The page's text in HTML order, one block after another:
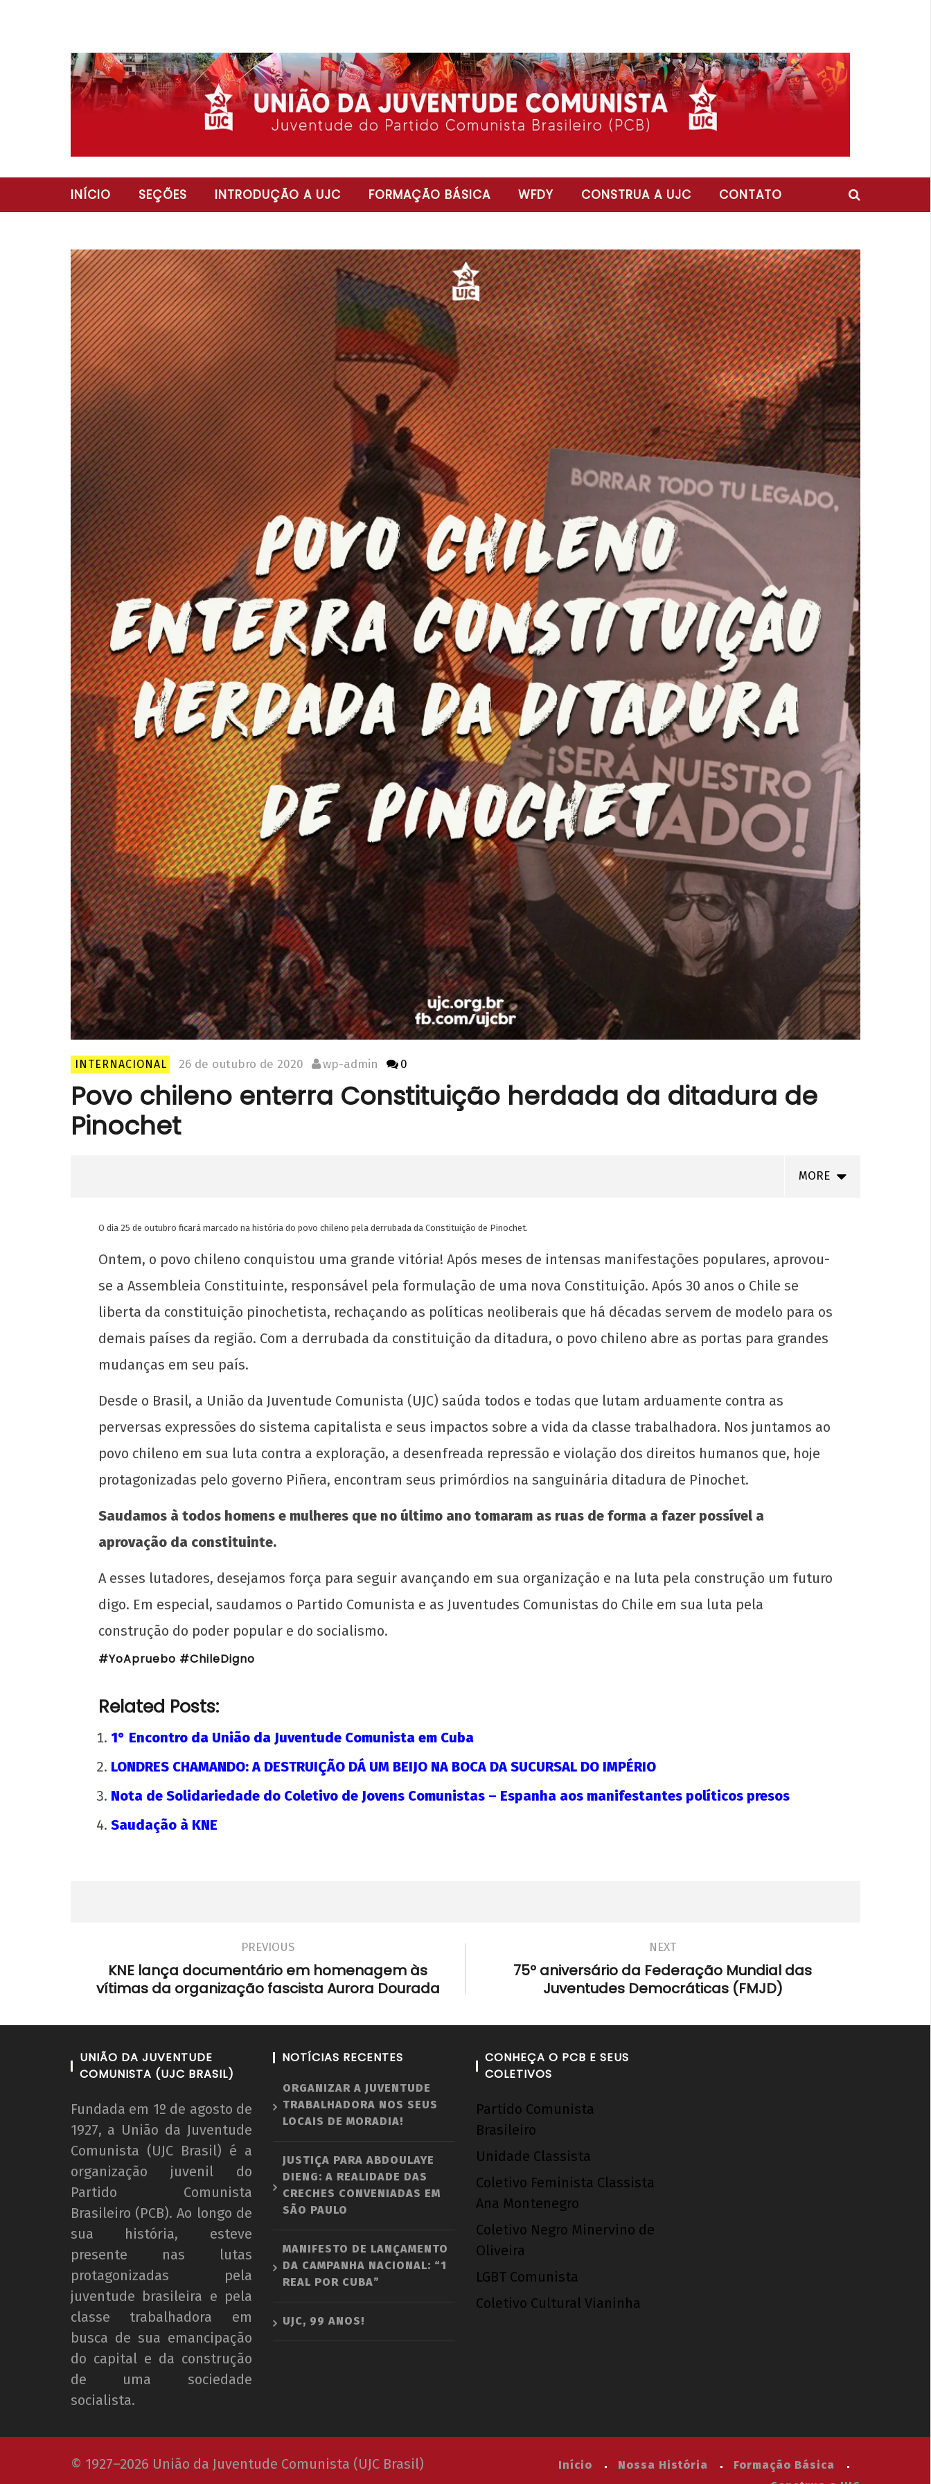
INÍCIO SEÇÕES INTRODUÇÃO A UJC FORMAÇÃO BÁSICA WFDY CONSTRUA A UJC CONTATO
INTERNACIONAL 26 de outubro de 2020 wp-admin 0
Povo chileno enterra Constituição herdada da ditadura de
Pinochet
MORE
NOW VIEWING
Povo chileno enterra Constituição herdada
da ditadura de Pinochet
outubro
de 2020
admin
Manifesto de Lançamento da Campanha
Nacional: “1 Real por Cuba”
26 de
outubro
de 2020
Raúl é herói! Criminoso é o governo que
invade, sequestra, mata e bombardeia ao
26 de
outubro
wp-
admin
Cuba não se rende! Solidariedade ao povo
26 de
outubro
de 2020
wp-
admin
de 2020
wp-
admin
admin
O dia 25 de outubro ficará marcado na história do povo chileno pela derrubada da Constituição de Pinochet.
Ontem, o povo chileno conquistou uma grande vitória! Após meses de intensas manifestações populares, aprovou-
se a Assembleia Constituinte, responsável pela formulação de uma nova Constituição. Após 30 anos o Chile se
liberta da constituição pinochetista, rechaçando as políticas neoliberais que há décadas servem de modelo para os
demais países da região. Com a derrubada da constituição da ditadura, o povo chileno abre as portas para grandes
mudanças em seu país.
Desde o Brasil, a União da Juventude Comunista (UJC) saúda todos e todas que lutam arduamente contra as
perversas expressões do sistema capitalista e seus impactos sobre a vida da classe trabalhadora. Nos juntamos ao
povo chileno em sua luta contra a exploração, a desenfreada repressão e violação dos direitos humanos que, hoje
protagonizadas pelo governo Piñera, encontram seus primórdios na sanguinária ditadura de Pinochet.
Saudamos à todos homens e mulheres que no último ano tomaram as ruas de forma a fazer possível a
aprovação da constituinte.
A esses lutadores, desejamos força para seguir avançando em sua organização e na luta pela construção um futuro
digo. Em especial, saudamos o Partido Comunista e as Juventudes Comunistas do Chile em sua luta pela
construção do poder popular e do socialismo.
#YoApruebo #ChileDigno
Related Posts:
1° Encontro da União da Juventude Comunista em Cuba
LONDRES CHAMANDO: A DESTRUIÇÃO DÁ UM BEIJO NA BOCA DA SUCURSAL DO IMPÉRIO
Nota de Solidariedade do Coletivo de Jovens Comunistas – Espanha aos manifestantes políticos presos
Saudação à KNE
PREVIOUS
KNE lança documentário em homenagem às
vítimas da organização fascista Aurora Dourada
NEXT
75º aniversário da Federação Mundial das
Juventudes Democráticas (FMJD)
UNIÃO DA JUVENTUDE
COMUNISTA (UJC BRASIL)
Fundada em 1º de agosto de
1927, a União da Juventude
Comunista (UJC Brasil) é a
organização juvenil do
Partido Comunista
Brasileiro (PCB). Ao longo de
sua história, esteve
presente nas lutas
protagonizadas pela
juventude brasileira e pela
classe trabalhadora em
busca de sua emancipação
do capital e da construção
de uma sociedade
socialista.
NOTÍCIAS RECENTES
ORGANIZAR A JUVENTUDE
TRABALHADORA NOS SEUS
LOCAIS DE MORADIA!
JUSTIÇA PARA ABDOULAYE
DIENG: A REALIDADE DAS
CRECHES CONVENIADAS EM
SÃO PAULO
MANIFESTO DE LANÇAMENTO
DA CAMPANHA NACIONAL: “1
REAL POR CUBA”
UJC, 99 ANOS!
CONHEÇA O PCB E SEUS
COLETIVOS
Partido Comunista
Brasileiro
Unidade Classista
Coletivo Feminista Classista
Ana Montenegro
Coletivo Negro Minervino de
Oliveira
LGBT Comunista
Coletivo Cultural Vianinha
© 1927–2026 União da Juventude Comunista (UJC Brasil) Início Nossa História
Formação Básica